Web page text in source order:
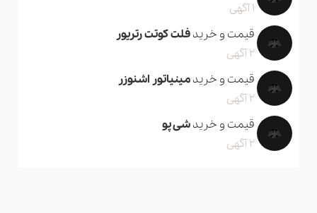
1 آگهی
قیمت و خریدفلت کوتت رتریور
2 آگهی
قیمت و خریدمینیاتور اشنوزر
2 آگهی
قیمت و خریدشی پو
2 آگهی